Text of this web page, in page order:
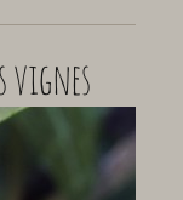
vignes